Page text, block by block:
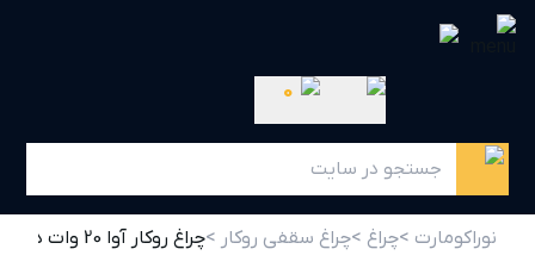
0
نوراکومارت >چراغ >چراغ سقفی روکار >چراغ روکار آوا 20 وات دایره ای پارس شعاع توس